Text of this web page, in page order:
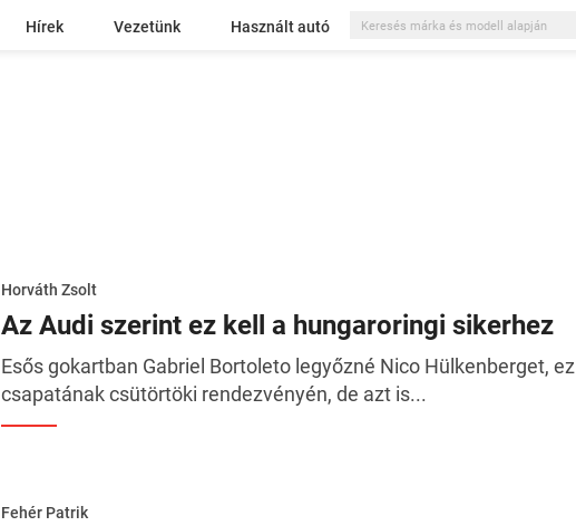
Hírek Vezetünk Használt autó
Horváth Zsolt
Az Audi szerint ez kell a hungaroringi sikerhez
Esős gokartban Gabriel Bortoleto legyőzné Nico Hülkenberget,
csapatának csütörtöki rendezvényén, de azt is...
Fehér Patrik